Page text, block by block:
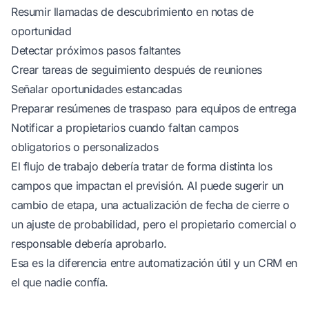
Resumir llamadas de descubrimiento en notas de
oportunidad
Detectar próximos pasos faltantes
Crear tareas de seguimiento después de reuniones
Señalar oportunidades estancadas
Preparar resúmenes de traspaso para equipos de entrega
Notificar a propietarios cuando faltan campos
obligatorios o personalizados
El flujo de trabajo debería tratar de forma distinta los
campos que impactan el previsión. AI puede sugerir un
cambio de etapa, una actualización de fecha de cierre o
un ajuste de probabilidad, pero el propietario comercial o
responsable debería aprobarlo.
Esa es la diferencia entre automatización útil y un CRM en
el que nadie confía.